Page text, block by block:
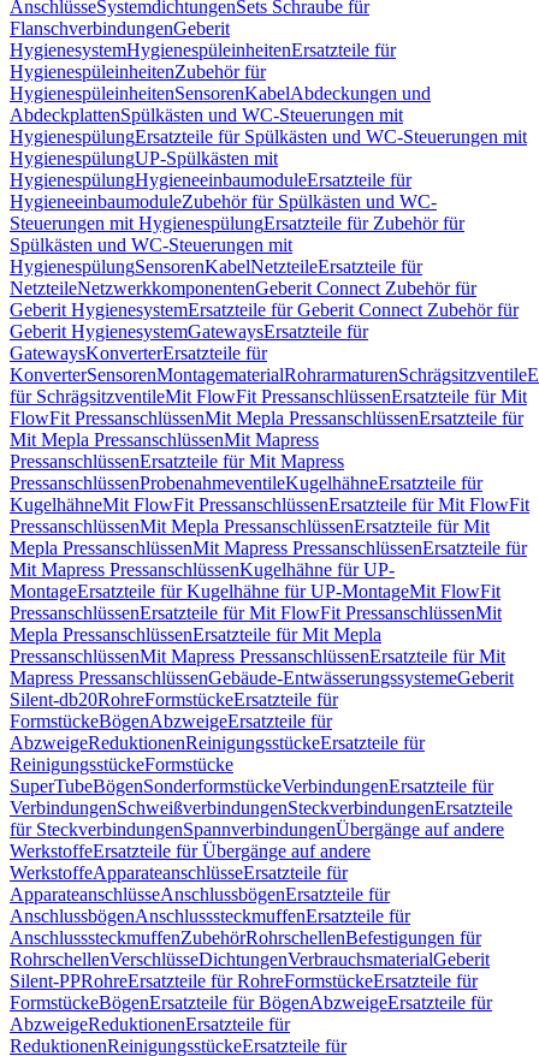
AnschlüsseSystemdichtungenSets Schraube für
FlanschverbindungenGeberit
HygienesystemHygienespüleinheitenErsatzteile für
HygienespüleinheitenZubehör für
HygienespüleinheitenSensorenKabelAbdeckungen und
AbdeckplattenSpülkästen und WC-Steuerungen mit
HygienespülungErsatzteile für Spülkästen und WC-Steuerungen mit
HygienespülungUP-Spülkästen mit
HygienespülungHygieneeinbaumoduleErsatzteile für
HygieneeinbaumoduleZubehör für Spülkästen und WC-
Steuerungen mit HygienespülungErsatzteile für Zubehör für
Spülkästen und WC-Steuerungen mit
HygienespülungSensorenKabelNetzteileErsatzteile für
NetzteileNetzwerkkomponentenGeberit Connect Zubehör für
Geberit HygienesystemErsatzteile für Geberit Connect Zubehör für
Geberit HygienesystemGatewaysErsatzteile für
GatewaysKonverterErsatzteile für
KonverterSensorenMontagematerialRohrarmaturenSchrägsitzventile
für SchrägsitzventileMit FlowFit PressanschlüssenErsatzteile für Mit
FlowFit PressanschlüssenMit Mepla PressanschlüssenErsatzteile für
Mit Mepla PressanschlüssenMit Mapress
PressanschlüssenErsatzteile für Mit Mapress
PressanschlüssenProbenahmeventileKugelhähneErsatzteile für
KugelhähneMit FlowFit PressanschlüssenErsatzteile für Mit FlowFit
PressanschlüssenMit Mepla PressanschlüssenErsatzteile für Mit
Mepla PressanschlüssenMit Mapress PressanschlüssenErsatzteile für
Mit Mapress PressanschlüssenKugelhähne für UP-
MontageErsatzteile für Kugelhähne für UP-MontageMit FlowFit
PressanschlüssenErsatzteile für Mit FlowFit PressanschlüssenMit
Mepla PressanschlüssenErsatzteile für Mit Mepla
PressanschlüssenMit Mapress PressanschlüssenErsatzteile für Mit
Mapress PressanschlüssenGebäude-EntwässerungssystemeGeberit
Silent-db20RohreFormstückeErsatzteile für
FormstückeBögenAbzweigeErsatzteile für
AbzweigeReduktionenReinigungsstückeErsatzteile für
ReinigungsstückeFormstücke
SuperTubeBögenSonderformstückeVerbindungenErsatzteile für
VerbindungenSchweißverbindungenSteckverbindungenErsatzteile
für SteckverbindungenSpannverbindungenÜbergänge auf andere
WerkstoffeErsatzteile für Übergänge auf andere
WerkstoffeApparateanschlüsseErsatzteile für
ApparateanschlüsseAnschlussbögenErsatzteile für
AnschlussbögenAnschlusssteckmuffenErsatzteile für
AnschlusssteckmuffenZubehörRohrschellenBefestigungen für
RohrschellenVerschlüsseDichtungenVerbrauchsmaterialGeberit
Silent-PPRohreErsatzteile für RohreFormstückeErsatzteile für
FormstückeBögenErsatzteile für BögenAbzweigeErsatzteile für
AbzweigeReduktionenErsatzteile für
ReduktionenReinigungsstückeErsatzteile für